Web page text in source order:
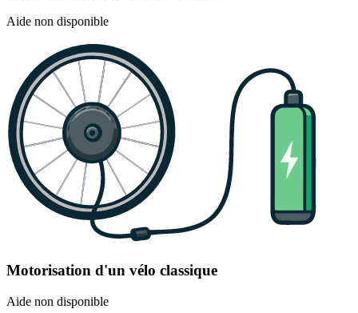
Aide non disponible
Motorisation d'un vélo classique
Aide non disponible